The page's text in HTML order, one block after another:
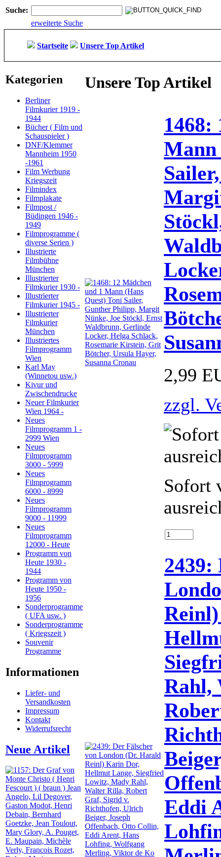
Suche:
erweiterte Suche
Startseite Unsere Top Artikel
Kategorien
Berliner
Filmkurier 1919 -
1944
Bücher ( Film und
Schauspieler )
DNF/Klemmer
Mannheim 1950
-1961
Film Werbung
Kriegszeit
Filmindex
Filmplakate
Filmpost /
Büdingen 1946 -
1949
Filmprogramme (
diverse Serien )
Illustrierte
Filmbühne
München
Illustrierter
Filmkurier 1930 -
Illustrierter
Filmkurier 1945 -
Illustrierter
Filmkurier
München
Illustriertes
Filmprogramm
Wien
Karl May
(Winnetou usw.)
Kivur und
Zwischendrucke
Neuer Filmkurier
Wien 1964 -
Neues
Filmprogramm 1 -
2999 Wien
Neues
Filmprogramm
3000 - 5999
Neues
Filmprogramm
6000 - 8999
Neues
Filmprogramm
9000 - 11999
Neues
Filmprogramm
12000 - Heute
Programm von
Heute 1930 -
1944
Programm von
Heute 1950 -
1956
Sonderprogramme
( UFA usw. )
Sonderprogramme
( Kriegszeit )
Souvenir
Programme
Informationen
Liefer- und
Versandkosten
Impressum
Kontakt
Widerrufsrecht
Neue Artikel
Unsere Top Artikel
1468:
Mann
2,99
zzgl.
Sofort
2439:
Rahl,
Eddi